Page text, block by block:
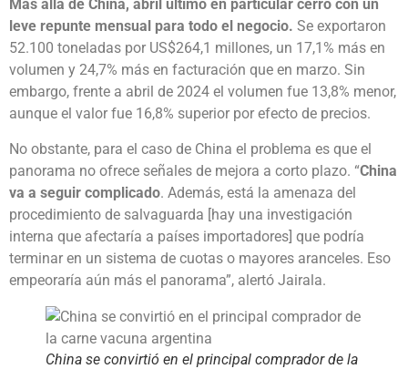
Más allá de China, abril último en particular cerró con un
leve repunte mensual para todo el negocio. Se exportaron
52.100 toneladas por US$264,1 millones, un 17,1% más en
volumen y 24,7% más en facturación que en marzo. Sin
embargo, frente a abril de 2024 el volumen fue 13,8% menor,
aunque el valor fue 16,8% superior por efecto de precios.
No obstante, para el caso de China el problema es que el
panorama no ofrece señales de mejora a corto plazo. “China
va a seguir complicado. Además, está la amenaza del
procedimiento de salvaguarda [hay una investigación
interna que afectaría a países importadores] que podría
terminar en un sistema de cuotas o mayores aranceles. Eso
empeoraría aún más el panorama”, alertó Jairala.
China se convirtió en el principal comprador de la